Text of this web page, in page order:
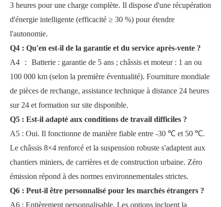
3 heures pour une charge complète. Il dispose d'une récupération
d'énergie intelligente (efficacité ≥ 30 %) pour étendre
l'autonomie.
Q4 : Qu'en est-il de la garantie et du service après-vente ?
A4
： Batterie : garantie de 5 ans ; châssis et moteur : 1 an ou
100 000 km (selon la première éventualité). Fourniture mondiale
de pièces de rechange, assistance technique à distance 24 heures
sur 24 et formation sur site disponible.
Q5 : Est-il adapté aux conditions de travail difficiles ?
A5 : Oui. Il fonctionne de manière fiable entre -30 ℃ et 50 ℃.
Le châssis 8×4 renforcé et la suspension robuste s'adaptent aux
chantiers miniers, de carrières et de construction urbaine. Zéro
émission répond à des normes environnementales strictes.
Q6 : Peut-il être personnalisé pour les marchés étrangers ?
A6 : Entièrement personnalisable. Les options incluent la